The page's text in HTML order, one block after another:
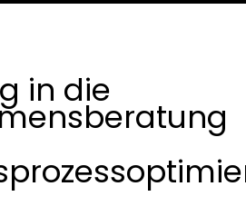
in die